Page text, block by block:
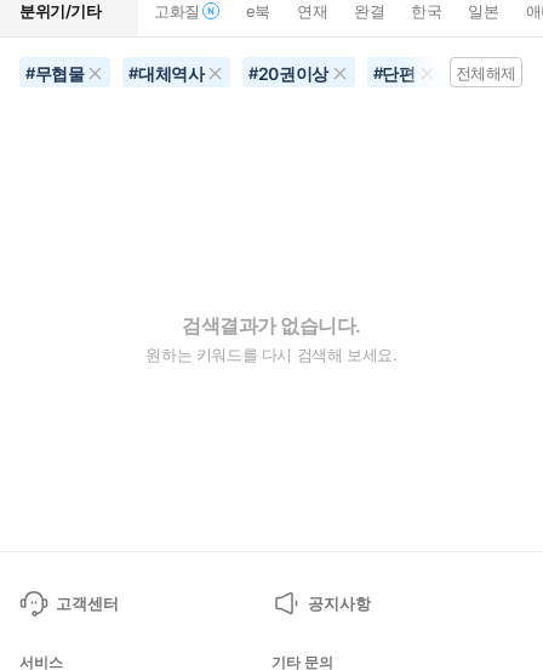
분위기/기타 고화질 e북 연재 완결 한국 일본
#무협물 #대체역사 #20권이상 #단편 #4컷만화
전체해제
검색결과가 없습니다.
원하는 키워드를 다시 검색해 보세요.
고객센터 공지사항
서비스 기타 문의